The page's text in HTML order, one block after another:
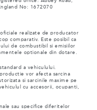
No: 1672070
realizate de producator
comparativ. Este posibil ca
de combustibil si emisiilor
optionale din dotare.
a vehiculului.
vor afecta sarcina
si sarcinile maxime pe
cu accesorii, ocupanti,
sau specifice diferitelor